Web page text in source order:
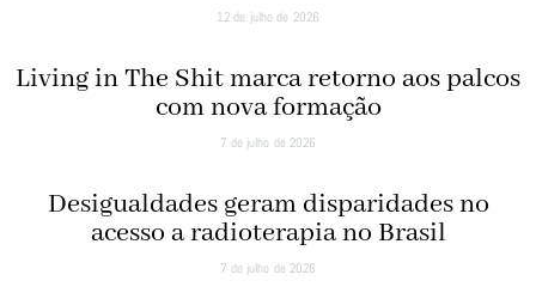
12 de julho de 2026
Living in The Shit marca retorno aos palcos
com nova formação
7 de julho de 2026
Desigualdades geram disparidades no
acesso a radioterapia no Brasil
7 de julho de 2026